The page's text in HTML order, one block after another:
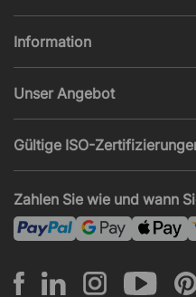
Information
AGB und Widerruf
Beliebte Seiten
News und Artikel
Unser Angebot
Projekte, Angebote & Montage
Montage
Zahlen Sie wie und wann
Gültige ISO-
ISO 14001
ISO 45001